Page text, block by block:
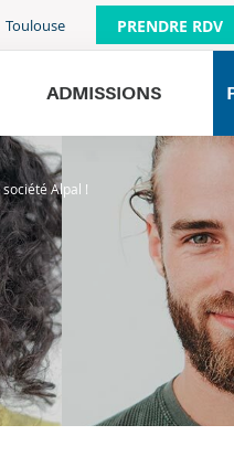
Toulouse PRENDRE RDV
ADMISSIONS
Alpal !